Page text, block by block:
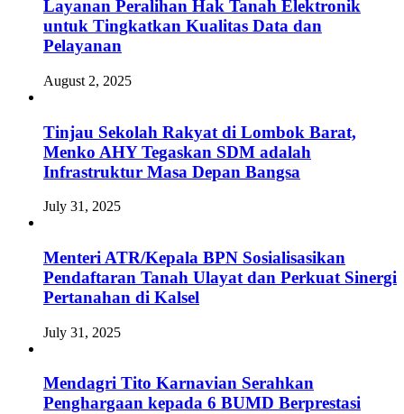
Layanan Peralihan Hak Tanah Elektronik
untuk Tingkatkan Kualitas Data dan
Pelayanan
August 2, 2025
Tinjau Sekolah Rakyat di Lombok Barat,
Menko AHY Tegaskan SDM adalah
Infrastruktur Masa Depan Bangsa
July 31, 2025
Menteri ATR/Kepala BPN Sosialisasikan
Pendaftaran Tanah Ulayat dan Perkuat Sinergi
Pertanahan di Kalsel
July 31, 2025
Mendagri Tito Karnavian Serahkan
Penghargaan kepada 6 BUMD Berprestasi